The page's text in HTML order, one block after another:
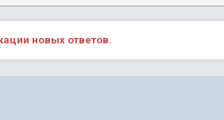
новых ответов.